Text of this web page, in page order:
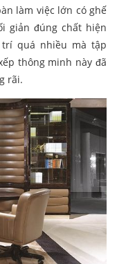
làm việc lớn có ghế
giản đúng chất hiện
quá nhiều mà tập
thông minh này đã
rãi.